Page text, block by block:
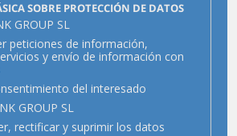
SOBRE PROTECCIÓN DE DATOS
GROUP SL
peticiones de información,
y envío de información con
del interesado
GROUP SL
rectificar y suprimir los datos